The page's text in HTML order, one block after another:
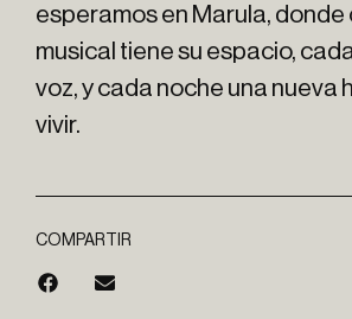
esperamos en Marula,
musical tiene su espacio,
voz, y cada noche una nueva
vivir.
COMPARTIR